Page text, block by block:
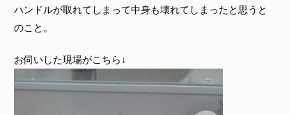
ハンドルが取れてしまって中身も壊れてしまったと思うと
のこと。
お伺いした現場がこちら↓